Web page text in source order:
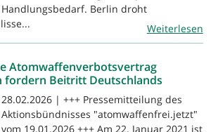
Handlungsbedarf. Berlin droht
Weiterlesen
Atomwaffenverbotsvertrag
fordern Beitritt Deutschlands
28.02.2026 | +++ Pressemitteilung des
Aktionsbündnisses "atomwaffenfrei.jetzt"
vom 19.01.2026 +++ Am 22. Januar 2021 ist